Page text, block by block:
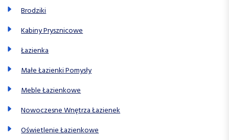
Brodziki
Kabiny Prysznicowe
Łazienka
Małe Łazienki Pomysły
Meble Łazienkowe
Nowoczesne Wnętrza Łazienek
Oświetlenie Łazienkowe